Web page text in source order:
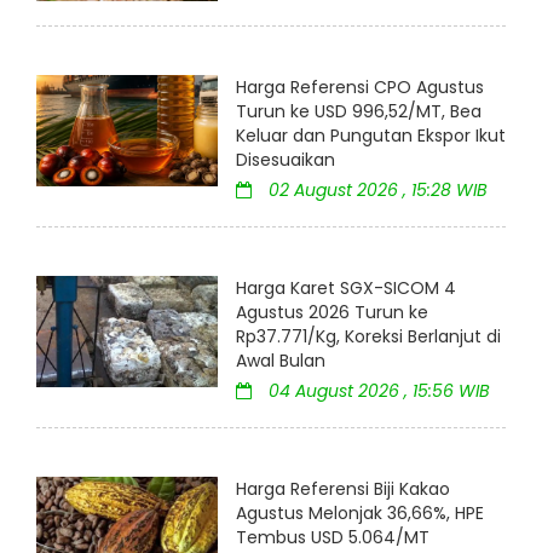
Harga Referensi CPO Agustus
Turun ke USD 996,52/MT, Bea
Keluar dan Pungutan Ekspor Ikut
Disesuaikan
02 August 2026 , 15:28 WIB
Harga Karet SGX-SICOM 4
Agustus 2026 Turun ke
Rp37.771/Kg, Koreksi Berlanjut di
Awal Bulan
04 August 2026 , 15:56 WIB
Harga Referensi Biji Kakao
Agustus Melonjak 36,66%, HPE
Tembus USD 5.064/MT